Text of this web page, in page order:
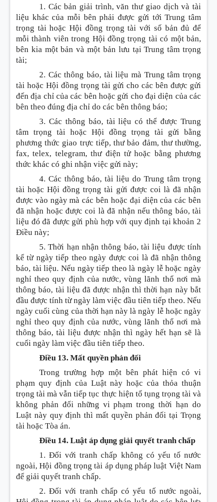
1. Các bản giải trình, văn thư giao dịch và tài
liệu khác của mỗi bên phải được gửi tới Trung tâm
trọng tài hoặc Hội đồng trọng tài với số bản đủ để
mỗi thành viên trong Hội đồng trọng tài có một bản,
bên kia một bản và một bản lưu tại Trung tâm trọng
tài;
2. Các thông báo, tài liệu mà Trung tâm trọng
tài hoặc Hội đồng trọng tài gửi cho các bên được gửi
đến địa chỉ của các bên hoặc gửi cho đại diện của các
bên theo đúng địa chỉ do các bên thông báo;
3. Các thông báo, tài liệu có thể được Trung
tâm trọng tài hoặc Hội đồng trọng tài gửi bằng
phương thức giao trực tiếp, thư bảo đảm, thư thường,
fax, telex, telegram, thư điện tử hoặc bằng phương
thức khác có ghi nhận việc gửi này;
4. Các thông báo, tài liệu do Trung tâm trọng
tài hoặc Hội đồng trọng tài gửi được coi là đã nhận
được vào ngày mà các bên hoặc đại diện của các bên
đã nhận hoặc được coi là đã nhận nếu thông báo, tài
liệu đó đã được gửi phù hợp với quy định tại khoản 2
Điều này;
5. Thời hạn nhận thông báo, tài liệu được tính
kể từ ngày tiếp theo ngày được coi là đã nhận thông
báo, tài liệu. Nếu ngày tiếp theo là ngày lễ hoặc ngày
nghỉ theo quy định của nước, vùng lãnh thổ nơi mà
thông báo, tài liệu đã được nhận thì thời hạn này bắt
đầu được tính từ ngày làm việc đầu tiên tiếp theo. Nếu
ngày cuối cùng của thời hạn này là ngày lễ hoặc ngày
nghỉ theo quy định của nước, vùng lãnh thổ nơi mà
thông báo, tài liệu được nhận thì ngày hết hạn sẽ là
cuối ngày làm việc đầu tiên tiếp theo.
Điều 13. Mất quyền phản đối
Trong trường hợp một bên phát hiện có vi
phạm quy định của Luật này hoặc của thỏa thuận
trọng tài mà vẫn tiếp tục thực hiện tố tụng trọng tài và
không phản đối những vi phạm trong thời hạn do
Luật này quy định thì mất quyền phản đối tại Trọng
tài hoặc Tòa án.
Điều 14. Luật áp dụng giải quyết tranh chấp
1. Đối với tranh chấp không có yếu tố nước
ngoài, Hội đồng trọng tài áp dụng pháp luật Việt Nam
để giải quyết tranh chấp.
2. Đối với tranh chấp có yếu tố nước ngoài,